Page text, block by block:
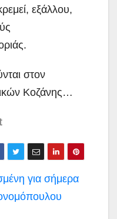
εξάλλου,
στον
Κοζάνης…
για σήμερα